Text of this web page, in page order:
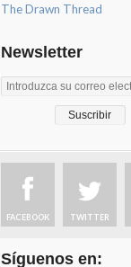
The Drawn Thread
Newsletter
FACEBOOK TWITTER
Síguenos en: